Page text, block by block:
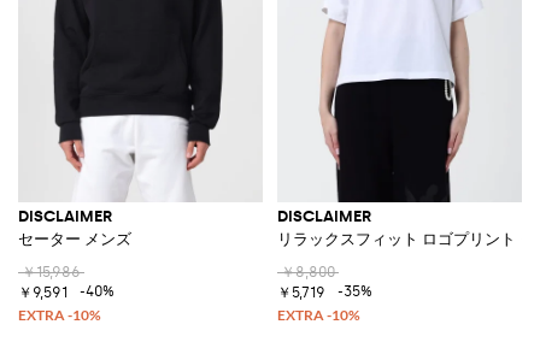
DISCLAIMER
セーター メンズ
￥15,986
￥9,591
-40%
DISCLAIMER
リラックスフィット ロゴプリント
￥8,800
￥5,719
-35%